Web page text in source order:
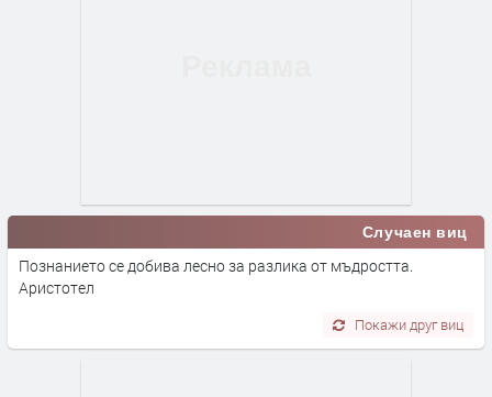
Случаен виц
Познанието се добива лесно за разлика от мъдростта.
Аристотел
Покажи друг виц